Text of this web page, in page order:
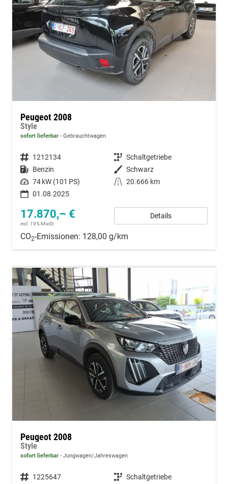
Peugeot 2008
Style
sofort lieferbar Gebrauchtwagen
Fahrzeugnummer 1212134 Getriebe Schaltgetriebe
Kraftstoff Benzin Außenfarbe Schwarz
Leistung 74 kW (101 PS) Kilometerstand 20.666 km
01.08.2025
17.870,– €
incl. 19% MwSt.
Details
CO2-Emissionen: 128,00 g/km
Peugeot 2008
Style
sofort lieferbar Jungwagen/Jahreswagen
Fahrzeugnummer 1225647 Getriebe Schaltgetriebe